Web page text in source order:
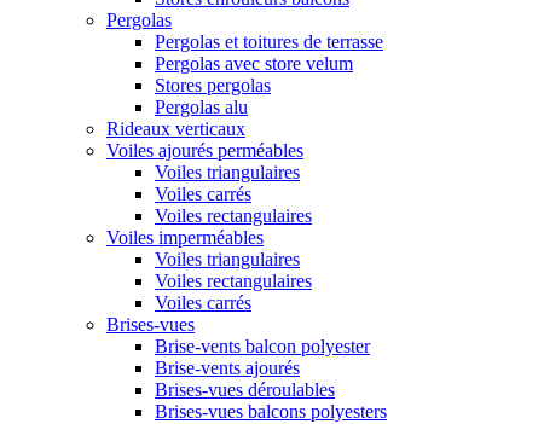
Pergolas
Pergolas et toitures de terrasse
Pergolas avec store velum
Stores pergolas
Pergolas alu
Rideaux verticaux
Voiles ajourés perméables
Voiles triangulaires
Voiles carrés
Voiles rectangulaires
Voiles imperméables
Voiles triangulaires
Voiles rectangulaires
Voiles carrés
Brises-vues
Brise-vents balcon polyester
Brise-vents ajourés
Brises-vues déroulables
Brises-vues balcons polyesters